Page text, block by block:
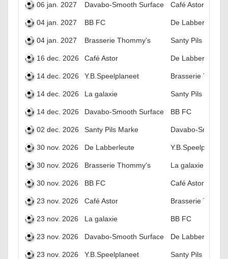
06 jan. 2027 Davabo-Smooth Surface Café Astor
04 jan. 2027 BB FC De Labberleute
04 jan. 2027 Brasserie Thommy's Santy Pils Marke
16 dec. 2026 Café Astor De Labberleute
14 dec. 2026 Y.B.Speelplaneet Brasserie
14 dec. 2026 La galaxie Santy Pils Marke
14 dec. 2026 Davabo-Smooth Surface BB FC
02 dec. 2026 Santy Pils Marke Davabo-Smooth
30 nov. 2026 De Labberleute Y.B.Speelplaneet
30 nov. 2026 Brasserie Thommy's La galaxie
30 nov. 2026 BB FC Café Astor
23 nov. 2026 Café Astor Brasserie
23 nov. 2026 La galaxie BB FC
23 nov. 2026 Davabo-Smooth Surface De Labberleute
23 nov. 2026 Y.B.Speelplaneet Santy Pils Marke